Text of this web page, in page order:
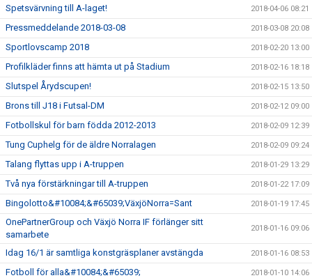
Spetsvärvning till A-laget! 2018-04-06 08:21
Pressmeddelande 2018-03-08 2018-03-08 20:08
Sportlovscamp 2018 2018-02-20 13:00
Profilkläder finns att hämta ut på Stadium 2018-02-16 18:18
Slutspel Årydscupen! 2018-02-15 13:50
Brons till J18 i Futsal-DM 2018-02-12 09:00
Fotbollskul för barn födda 2012-2013 2018-02-09 12:39
Tung Cuphelg för de äldre Norralagen 2018-02-09 09:24
Talang flyttas upp i A-truppen 2018-01-29 13:29
Två nya förstärkningar till A-truppen 2018-01-22 17:09
Bingolotto&#10084;&#65039;VäxjöNorra=Sant 2018-01-19 17:45
OnePartnerGroup och Växjö Norra IF förlänger sitt
samarbete
2018-01-16 09:06
Idag 16/1 är samtliga konstgräsplaner avstängda 2018-01-16 08:53
Fotboll för alla&#10084;&#65039; 2018-01-10 14:06